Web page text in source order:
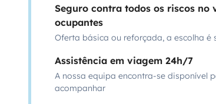
Seguro contra todos os riscos no
ocupantes
Oferta básica ou reforçada, a escolha é
Assistência em viagem 24h/7
A nossa equipa encontra-se disponível
acompanhar